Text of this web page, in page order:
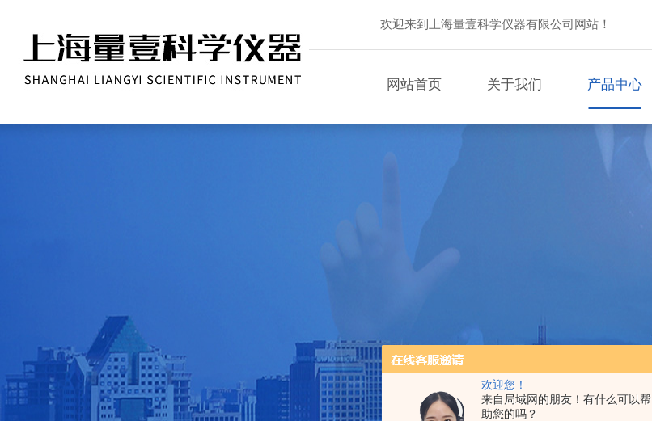
欢迎您！
来自局域网的朋友！有什么可以帮
助您的吗？
欢迎来到上海量壹科学仪器有限公司网站！
网站首页 关于我们 产品中心